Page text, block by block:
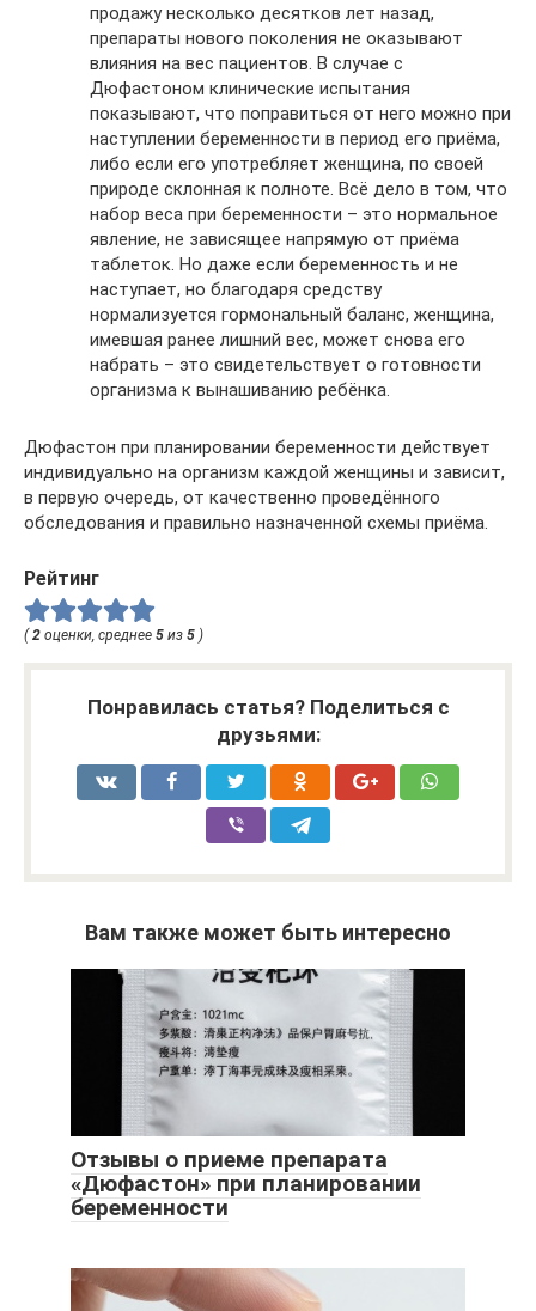
продажу несколько десятков лет назад,
препараты нового поколения не оказывают
влияния на вес пациентов. В случае с
Дюфастоном клинические испытания
показывают, что поправиться от него можно при
наступлении беременности в период его приёма,
либо если его употребляет женщина, по своей
природе склонная к полноте. Всё дело в том, что
набор веса при беременности – это нормальное
явление, не зависящее напрямую от приёма
таблеток. Но даже если беременность и не
наступает, но благодаря средству
нормализуется гормональный баланс, женщина,
имевшая ранее лишний вес, может снова его
набрать – это свидетельствует о готовности
организма к вынашиванию ребёнка.
Дюфастон при планировании беременности действует
индивидуально на организм каждой женщины и зависит,
в первую очередь, от качественно проведённого
обследования и правильно назначенной схемы приёма.
Рейтинг
( 2 оценки, среднее 5 из 5 )
Понравилась статья? Поделиться с
друзьями:
Вам также может быть интересно
Отзывы о приеме препарата
«Дюфастон» при планировании
беременности